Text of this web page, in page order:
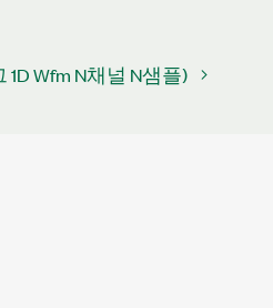
Wfm N채널 N샘플)